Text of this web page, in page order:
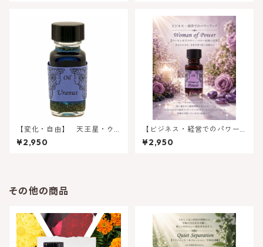
【変化・自由】 天王星・ウ
ラヌス 惑星オイル ★水瓶座
の守護星
¥2,950
【ビジネス・経営でのパワー
アップ】メモリーオイル - ウ
ーマン オブ パワー(パワーを
¥2,950
その他の商品